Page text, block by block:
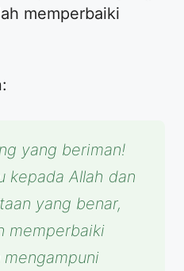
memperbaiki
yang beriman!
kepada Allah dan
yang benar,
memperbaiki